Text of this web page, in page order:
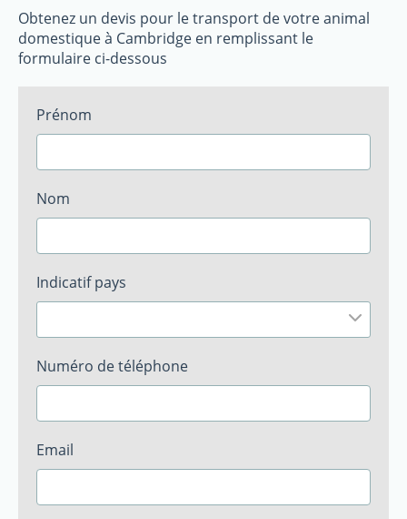
Obtenez un devis pour le transport de votre animal
domestique à Cambridge en remplissant le
formulaire ci-dessous
Prénom
Nom
Indicatif pays
Numéro de téléphone
Email